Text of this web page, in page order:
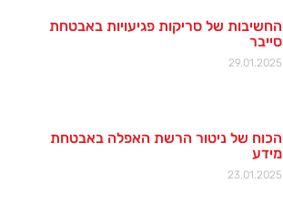
החשיבות של סריקות פגיעויות באבטחת
סייבר
29.01.2025
הכוח של ניטור הרשת האפלה באבטחת
מידע
23.01.2025